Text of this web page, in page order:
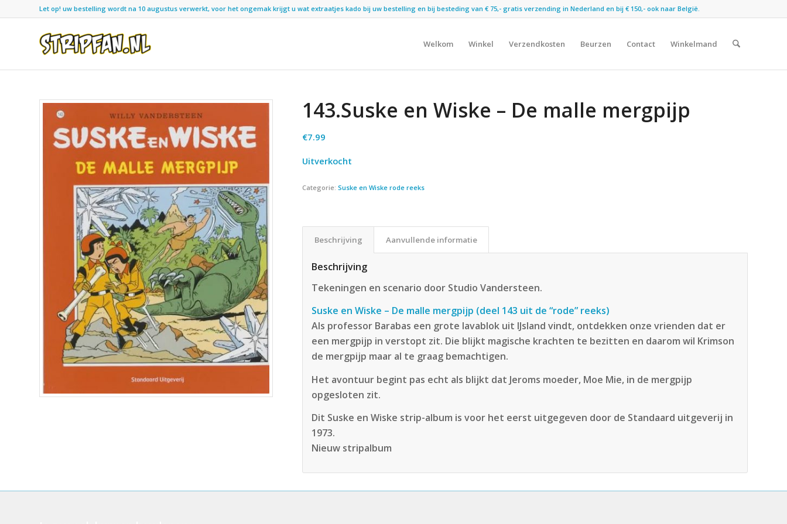
Let op! uw bestelling wordt na 10 augustus verwerkt, voor het ongemak krijgt u wat extraatjes kado bij uw bestelling en bij besteding van € 75,- gratis verzending in Nederland en bij € 150,- ook naar België.
Welkom Winkel Verzendkosten Beurzen Contact Winkelmand
143.Suske en Wiske – De malle mergpijp
€7.99
Uitverkocht
Categorie:Suske en Wiske rode reeks
Beschrijving Aanvullende informatie
Beschrijving
Tekeningen en scenario door Studio Vandersteen.
Suske en Wiske – De malle mergpijp (deel 143 uit de “rode” reeks)
Als professor Barabas een grote lavablok uit IJsland vindt, ontdekken onze vrienden dat er
een mergpijp in verstopt zit. Die blijkt magische krachten te bezitten en daarom wil Krimson
de mergpijp maar al te graag bemachtigen.
Het avontuur begint pas echt als blijkt dat Jeroms moeder, Moe Mie, in de mergpijp
opgesloten zit.
Dit Suske en Wiske strip-album is voor het eerst uitgegeven door de Standaard uitgeverij in
1973.
Nieuw stripalbum